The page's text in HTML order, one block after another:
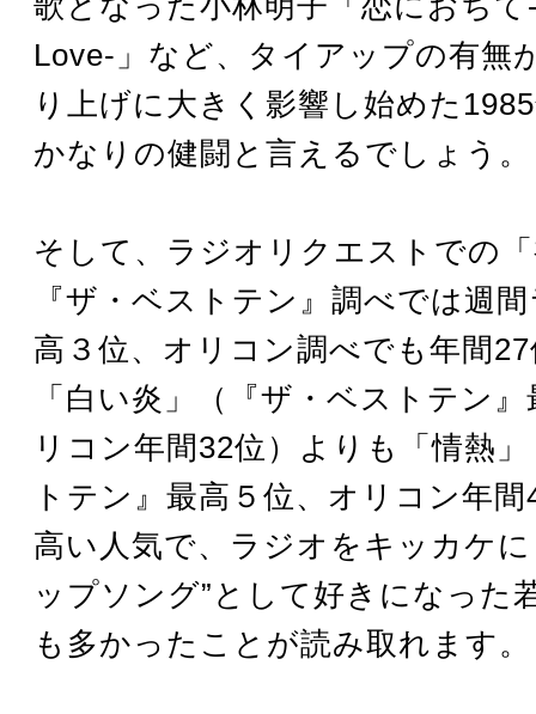
Love-」など、タイアップの有無
り上げに大きく影響し始めた
かなりの健闘と言えるでしょう。
そして、ラジオリクエストでの
『ザ・ベストテン』調べでは週
高３位、オリコン調べでも年間
「白い炎」（『ザ・ベストテン
リコン年間32位）よりも「情熱
トテン』最高５位、オリコン年
高い人気で、ラジオをキッカケ
ップソング”として好きになった
も多かったことが読み取れます。